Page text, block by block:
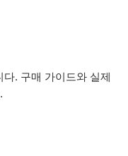
. 구매 가이드와 실제